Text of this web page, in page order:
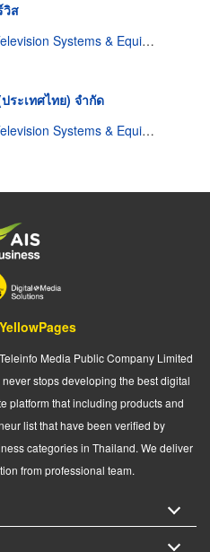
วิส
Systems & Equipment-Closed Circuit
ระเทศไทย) จำกัด
Systems & Equipment-Closed Circuit
Media Public Company Limited
stops developing the best digital
platform that including products and
list that have been verified by
categories in Thailand. We deliver
from professional team.